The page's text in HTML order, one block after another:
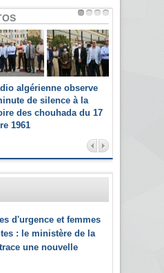
algérienne observe
de silence à la
des chouhada du 17
1961
d'urgence et femmes
: le ministère de la
une nouvelle